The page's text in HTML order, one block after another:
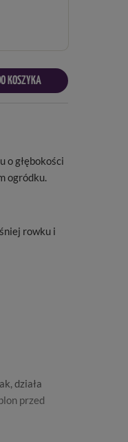
KOSZYKA
o głębokości
ogródku.
rowku i
działa
przed